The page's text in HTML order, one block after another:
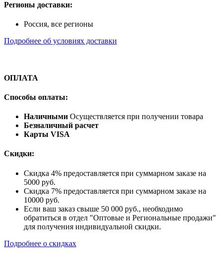
Регионы доставки:
Россия, все регионы
Подробнее об условиях доставки
ОПЛАТА
Способы оплаты:
Наличными Осуществляется при получении товара
Безналичный расчет
Карты VISA
Скидки:
Скидка 4% предоставляется при суммарном заказе на
5000 руб.
Скидка 7% предоставляется при суммарном заказе на
10000 руб.
Если ваш заказ свыше 50 000 руб., необходимо
обратиться в отдел "Оптовые и Региональные продажи"
для получения индивидуальной скидки.
Подробнее о скидках